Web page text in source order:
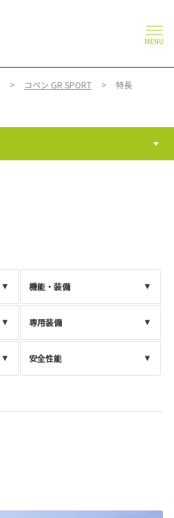
MENU
コペン GR SPORT 特長
機能・装備
専用装備
安全性能